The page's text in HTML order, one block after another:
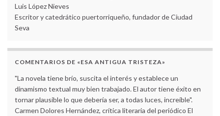
Luis López Nieves
Escritor y catedrático puertorriqueño, fundador de Ciudad
Seva
COMENTARIOS DE «ESA ANTIGUA TRISTEZA»
"La novela tiene brío, suscita el interés y establece un
dinamismo textual muy bien trabajado. El autor tiene éxito en
tornar plausible lo que debería ser, a todas luces, increíble".
Carmen Dolores Hernández, crítica literaria del periódico El